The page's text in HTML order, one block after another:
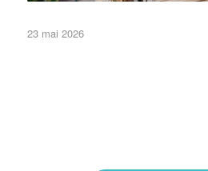
•Eléments de décor•
23 mai 2026